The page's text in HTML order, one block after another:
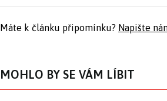
Máte k článku připomínku? Napište
MOHLO BY SE VÁM LÍBIT